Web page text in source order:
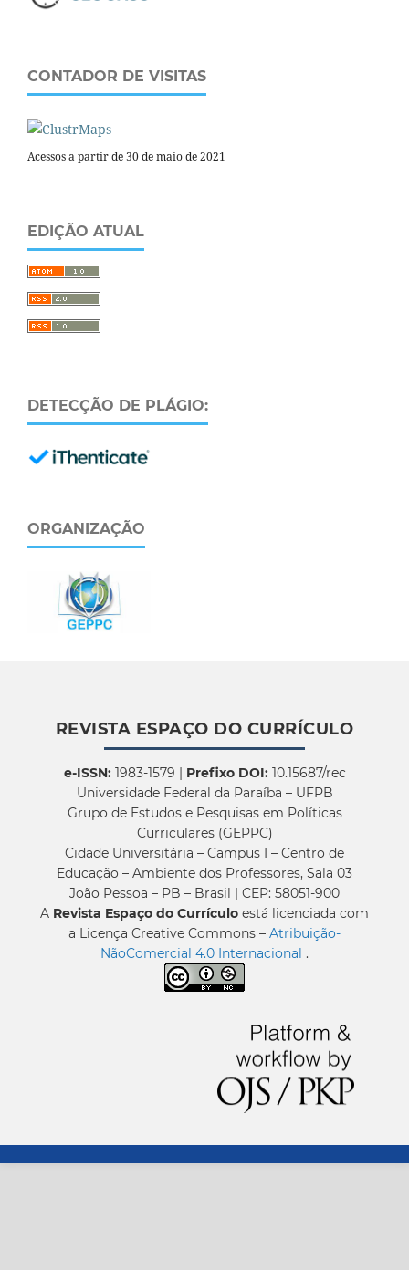
CONTADOR DE VISITAS
Acessos a partir de 30 de maio de 2021
EDIÇÃO ATUAL
DETECÇÃO DE PLÁGIO:
ORGANIZAÇÃO
REVISTA ESPAÇO DO CURRÍCULO
e-ISSN:1983-1579 | Prefixo DOI:10.15687/rec
Universidade Federal da Paraíba – UFPB
Grupo de Estudos e Pesquisas em Políticas
Curriculares (GEPPC)
Cidade Universitária – Campus I – Centro de
Educação – Ambiente dos Professores, Sala 03
João Pessoa – PB – Brasil | CEP: 58051-900
A Revista Espaço do Currículo está licenciada com
a Licença Creative Commons – Atribuição-
NãoComercial 4.0 Internacional .